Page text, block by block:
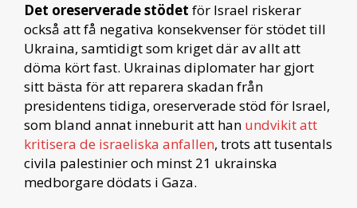
Det oreserverade stödet för Israel riskerar
också att få negativa konsekvenser för stödet till
Ukraina, samtidigt som kriget där av allt att
döma kört fast. Ukrainas diplomater har gjort
sitt bästa för att reparera skadan från
presidentens tidiga, oreserverade stöd för Israel,
som bland annat inneburit att han undvikit att
kritisera de israeliska anfallen, trots att tusentals
civila palestinier och minst 21 ukrainska
medborgare dödats i Gaza.